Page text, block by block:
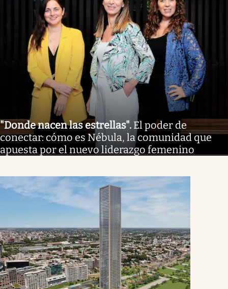
"Donde nacen las estrellas". El poder de
conectar: cómo es Nébula, la comunidad que
apuesta por el nuevo liderazgo femenino